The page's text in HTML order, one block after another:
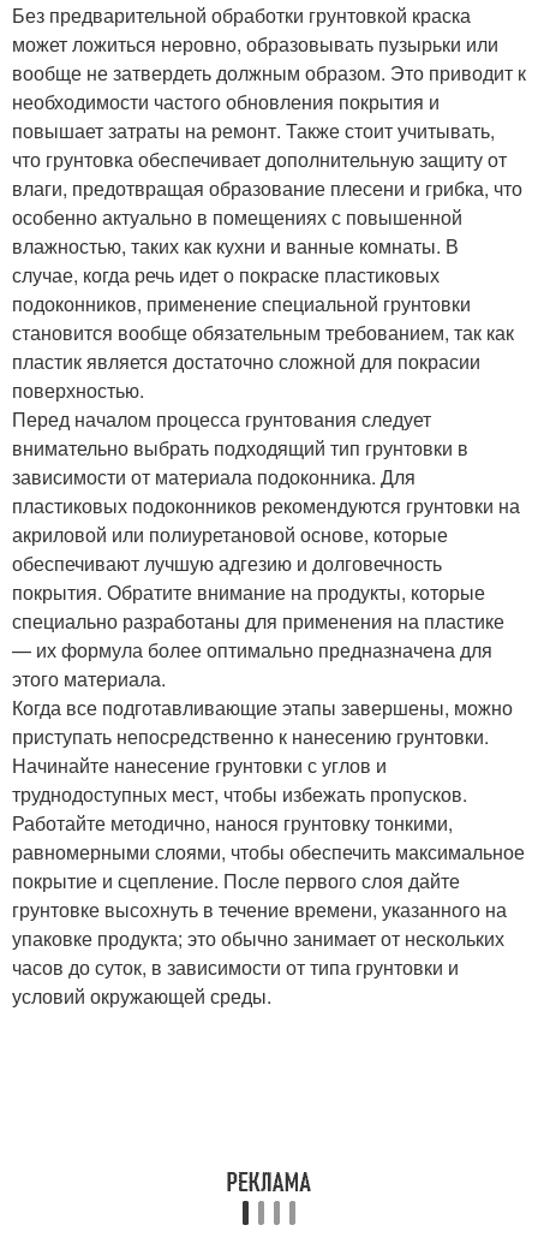
Без предварительной обработки грунтовкой краска
может ложиться неровно, образовывать пузырьки или
вообще не затвердеть должным образом. Это приводит к
необходимости частого обновления покрытия и
повышает затраты на ремонт. Также стоит учитывать,
что грунтовка обеспечивает дополнительную защиту от
влаги, предотвращая образование плесени и грибка, что
особенно актуально в помещениях с повышенной
влажностью, таких как кухни и ванные комнаты. В
случае, когда речь идет о покраске пластиковых
подоконников, применение специальной грунтовки
становится вообще обязательным требованием, так как
пластик является достаточно сложной для покрасии
поверхностью.
Перед началом процесса грунтования следует
внимательно выбрать подходящий тип грунтовки в
зависимости от материала подоконника. Для
пластиковых подоконников рекомендуются грунтовки на
акриловой или полиуретановой основе, которые
обеспечивают лучшую адгезию и долговечность
покрытия. Обратите внимание на продукты, которые
специально разработаны для применения на пластике
— их формула более оптимально предназначена для
этого материала.
Когда все подготавливающие этапы завершены, можно
приступать непосредственно к нанесению грунтовки.
Начинайте нанесение грунтовки с углов и
труднодоступных мест, чтобы избежать пропусков.
Работайте методично, нанося грунтовку тонкими,
равномерными слоями, чтобы обеспечить максимальное
покрытие и сцепление. После первого слоя дайте
грунтовке высохнуть в течение времени, указанного на
упаковке продукта; это обычно занимает от нескольких
часов до суток, в зависимости от типа грунтовки и
условий окружающей среды.